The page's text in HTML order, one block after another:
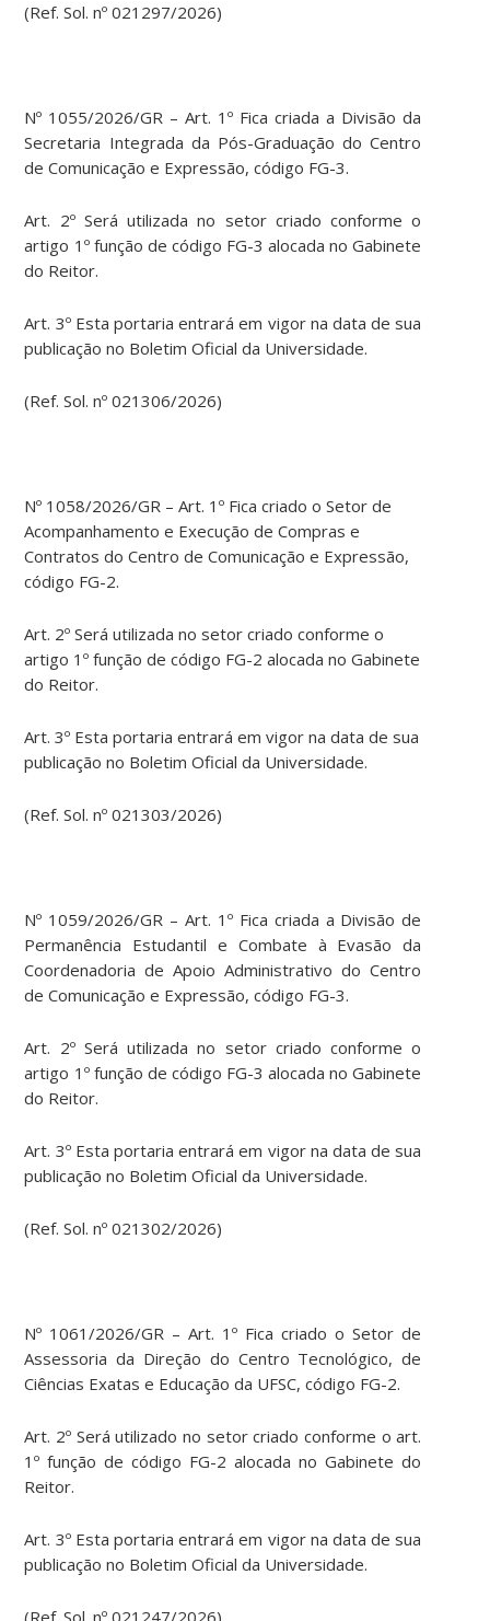
(Ref. Sol. nº 021297/2026)
Nº 1055/2026/GR – Art. 1º Fica criada a Divisão da
Secretaria Integrada da Pós-Graduação do Centro
de Comunicação e Expressão, código FG-3.
Art. 2º Será utilizada no setor criado conforme o
artigo 1º função de código FG-3 alocada no Gabinete
do Reitor.
Art. 3º Esta portaria entrará em vigor na data de sua
publicação no Boletim Oficial da Universidade.
(Ref. Sol. nº 021306/2026)
Nº 1058/2026/GR – Art. 1º Fica criado o Setor de
Acompanhamento e Execução de Compras e
Contratos do Centro de Comunicação e Expressão,
código FG-2.
Art. 2º Será utilizada no setor criado conforme o
artigo 1º função de código FG-2 alocada no Gabinete
do Reitor.
Art. 3º Esta portaria entrará em vigor na data de sua
publicação no Boletim Oficial da Universidade.
(Ref. Sol. nº 021303/2026)
Nº 1059/2026/GR – Art. 1º Fica criada a Divisão de
Permanência Estudantil e Combate à Evasão da
Coordenadoria de Apoio Administrativo do Centro
de Comunicação e Expressão, código FG-3.
Art. 2º Será utilizada no setor criado conforme o
artigo 1º função de código FG-3 alocada no Gabinete
do Reitor.
Art. 3º Esta portaria entrará em vigor na data de sua
publicação no Boletim Oficial da Universidade.
(Ref. Sol. nº 021302/2026)
Nº 1061/2026/GR – Art. 1º Fica criado o Setor de
Assessoria da Direção do Centro Tecnológico, de
Ciências Exatas e Educação da UFSC, código FG-2.
Art. 2º Será utilizado no setor criado conforme o art.
1º função de código FG-2 alocada no Gabinete do
Reitor.
Art. 3º Esta portaria entrará em vigor na data de sua
publicação no Boletim Oficial da Universidade.